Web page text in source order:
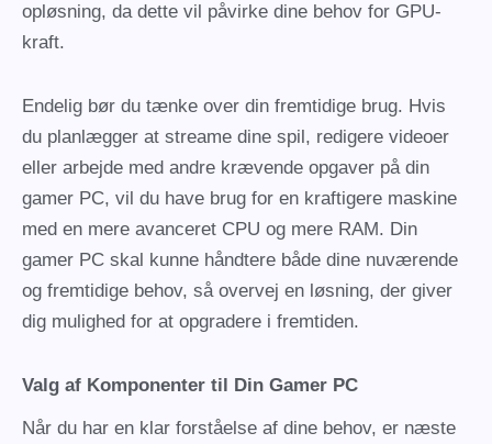
opløsning, da dette vil påvirke dine behov for GPU-
kraft.
Endelig bør du tænke over din fremtidige brug. Hvis
du planlægger at streame dine spil, redigere videoer
eller arbejde med andre krævende opgaver på din
gamer PC, vil du have brug for en kraftigere maskine
med en mere avanceret CPU og mere RAM. Din
gamer PC skal kunne håndtere både dine nuværende
og fremtidige behov, så overvej en løsning, der giver
dig mulighed for at opgradere i fremtiden.
Valg af Komponenter til Din Gamer PC
Når du har en klar forståelse af dine behov, er næste